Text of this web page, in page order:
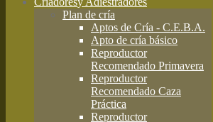
Plan de cría
Aptos de Cría - C.E.B.A.
Apto de cría básico
Reproductor
Recomendado Primavera
Reproductor
Recomendado Caza
Práctica
Reproductor